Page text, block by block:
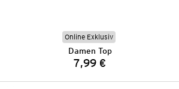
Online Exklusiv
Damen Top
Preis:
7,99 €